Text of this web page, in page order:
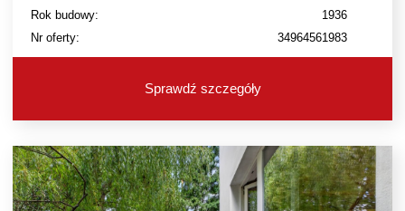
Rok budowy:
1936
Nr oferty:
34964561983
Sprawdź szczegóły